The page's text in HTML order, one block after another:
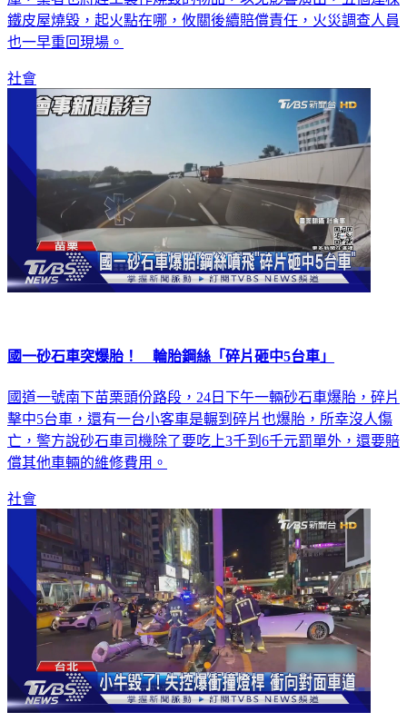
鐵皮屋燒毀，起火點在哪，攸關後續賠償責任，火災調查人員
也一早重回現場。
社會
國一砂石車突爆胎！ 輪胎鋼絲「碎片砸中5台車」
國道一號南下苗栗頭份路段，24日下午一輛砂石車爆胎，碎片
擊中5台車，還有一台小客車是輾到碎片也爆胎，所幸沒人傷
亡，警方說砂石車司機除了要吃上3千到6千元罰單外，還要賠
償其他車輛的維修費用。
社會